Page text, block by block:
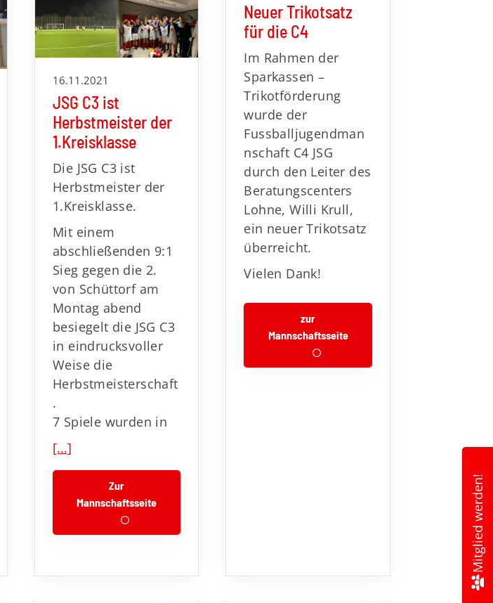
16.11.2021
JSG C3 ist
Herbstmeister der
1.Kreisklasse
Die JSG C3 ist
Herbstmeister der
1.Kreisklasse.
Mit einem
abschließenden 9:1
Sieg gegen die 2.
von Schüttorf am
Montag abend
besiegelt die JSG C3
in eindrucksvoller
Weise die
Herbstmeisterschaft
.
7 Spiele wurden in
[...]
Zur
Mannschaftsseite
Neuer Trikotsatz
für die C4
Im Rahmen der
Sparkassen –
Trikotförderung
wurde der
Fussballjugendman
nschaft C4 JSG
durch den Leiter des
Beratungscenters
Lohne, Willi Krull,
ein neuer Trikotsatz
überreicht.
Vielen Dank!
zur
Mannschaftsseite
Mitglied werden!